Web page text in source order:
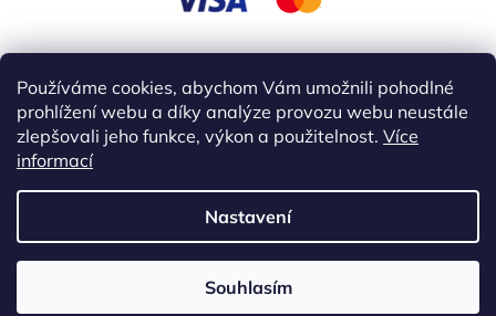
Používáme cookies, abychom Vám umožnili pohodlné
prohlížení webu a díky analýze provozu webu neustále
zlepšovali jeho funkce, výkon a použitelnost. Více
informací
Nastavení
Souhlasím
Akce 3+1 zdarma Kup 3 libovolné výrobky Ebbie a 4 získáš
obchodní podmínky
nastavení cookies